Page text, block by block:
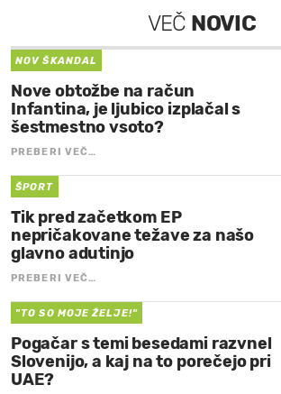
VEČ NOVIC
NOV ŠKANDAL
Nove obtožbe na račun
Infantina, je ljubico izplačal s
šestmestno vsoto?
PREBERI VEČ…
ŠPORT
Tik pred začetkom EP
nepričakovane težave za našo
glavno adutinjo
PREBERI VEČ…
"TO SO MOJE ŽELJE!"
Pogačar s temi besedami razvnel
Slovenijo, a kaj na to porečejo pri
UAE?